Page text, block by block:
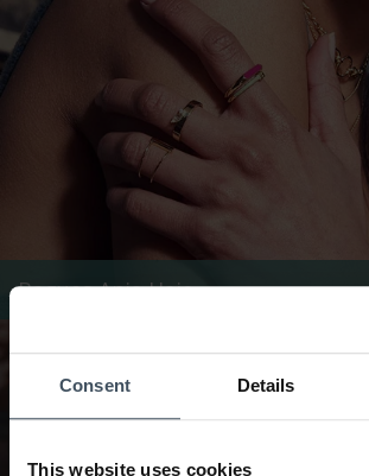
Consent Details
This website uses cookies
Bagues Ania Haie